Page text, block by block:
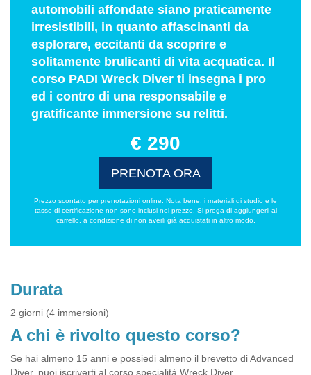
automobili affondate siano praticamente
irresistibili, in quanto affascinanti da
esplorare, eccitanti da scoprire e
solitamente brulicanti di vita acquatica. Il
corso PADI Wreck Diver ti insegna i pro
ed i contro di una responsabile e
gratificante immersione su relitti.
€ 290
PRENOTA ORA
Prezzo scontato per prenotazioni online. Nota bene: i materiali di studio e le
tasse di certificazione non sono inclusi nel prezzo. Si prega di aggiungerli al
carrello, a condizione di non averli già acquistati in altro modo.
Durata
2 giorni (4 immersioni)
A chi è rivolto questo corso?
Se hai almeno 15 anni e possiedi almeno il brevetto di Advanced
Diver, puoi iscriverti al corso specialità Wreck Diver.